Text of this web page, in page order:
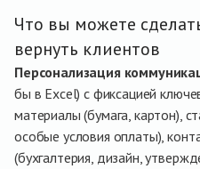
Что вы можете
вернуть клиентов
Персонализация
бы в Excel) с фиксацией
материалы (бумага, картон),
особые условия оплаты),
(бухгалтерия, дизайн,